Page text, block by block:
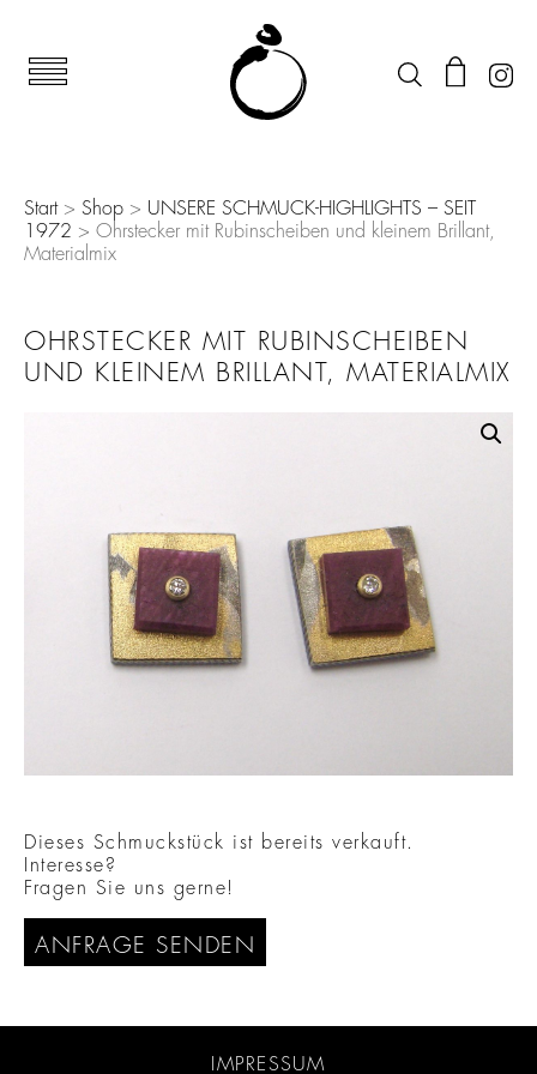
Start> Shop > UNSERE SCHMUCK-HIGHLIGHTS – SEIT
1972 > Ohrstecker mit Rubinscheiben und kleinem Brillant,
Materialmix
OHRSTECKER MIT RUBINSCHEIBEN
UND KLEINEM BRILLANT, MATERIALMIX
Dieses Schmuckstück ist bereits verkauft.
Interesse?
Fragen Sie uns gerne!
ANFRAGE SENDEN
IMPRESSUM